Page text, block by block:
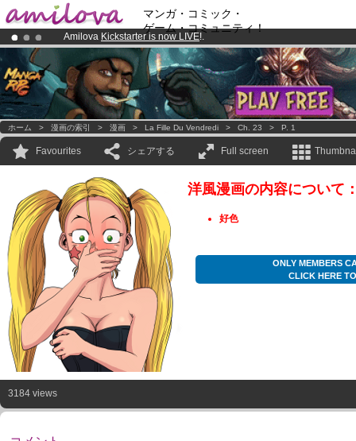
マンガ・コミック・
ゲーム・コミュニティ！
Amilova Kickstarter is now LIVE!.
Premium membership from3.95 eurosper month !Get membership
Already 100000membersand 1000 comics & mangas!.
ホーム > 漫画の索引 > 漫画 > La Fille Du Vendredi > Ch. 23 > P. 1
Favourites シェアする Full screen
洋風漫画の内容について
好色
ONLY MEMBERS
CLICK HERE
3184 views